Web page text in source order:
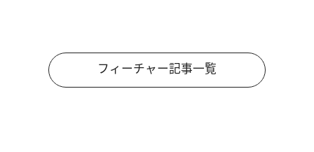
フィーチャー記事一覧